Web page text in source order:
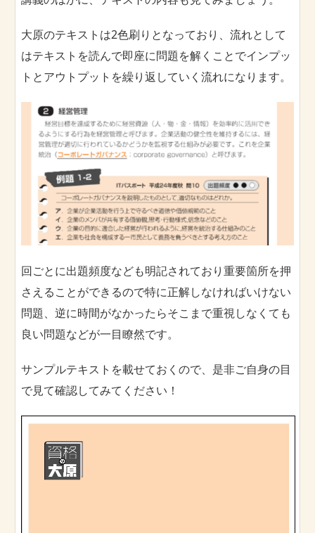
大原のテキストは2色刷りとなっており、流れとして
はテキストを読んで即座に問題を解くことでインプッ
トとアウトプットを繰り返していく流れになります。
回ごとに出題頻度なども明記されており重要箇所を押
さえることができるので特に正解しなければいけない
問題、逆に時間がなかったらそこまで重視しなくても
良い問題などが一目瞭然です。
サンプルテキストを載せておくので、是非ご自身の目
で見て確認してみてください！